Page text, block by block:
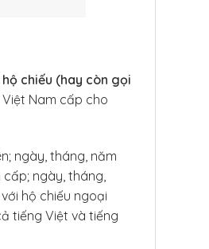
hộ chiếu (hay còn gọi
Nam cấp cho
ngày, tháng, năm
ngày, tháng,
hộ chiếu ngoại
tiếng Việt và tiếng